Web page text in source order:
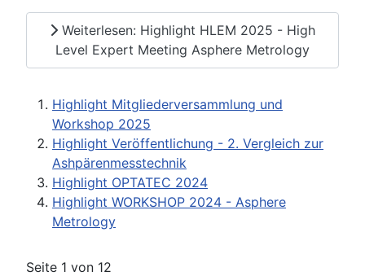
Weiterlesen: Highlight HLEM 2025 - High
Level Expert Meeting Asphere Metrology
Highlight Mitgliederversammlung und
Workshop 2025
Highlight Veröffentlichung - 2. Vergleich zur
Ashpärenmesstechnik
Highlight OPTATEC 2024
Highlight WORKSHOP 2024 - Asphere
Metrology
Seite 1 von 12